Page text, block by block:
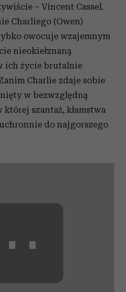
– Vincent Cassel.
Charliego (Owen)
owocuje wzajemnym
nieokiełznaną
ich życie brutalnie
Charlie zdaje sobie
w bezwzględną
szantaż, kłamstwa
do najgorszego